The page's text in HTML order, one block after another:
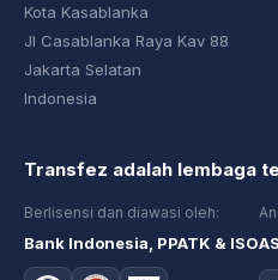
Kota Kasablanka
Jl Casablanka Raya Kav 88
Jakarta Selatan
Indonesia
Transfez adalah lembaga
Berlisensi dan diawasi oleh:
Bank Indonesia, PPATK & ISO